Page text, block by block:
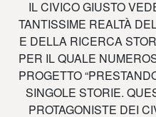
IL CIVICO GIUSTO
TANTISSIME REALTÀ
E DELLA RICERCA
PER IL QUALE
PROGETTO
SINGOLE STORIE.
PROTAGONISTE DEI